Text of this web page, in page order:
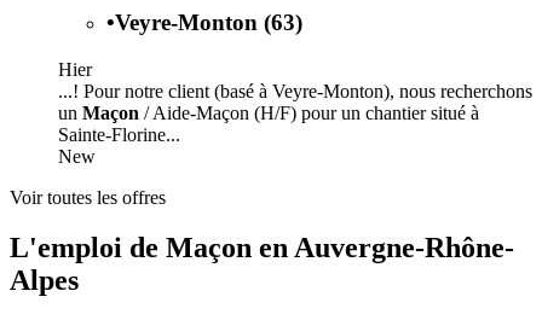
•Veyre-Monton (63)
Hier
...! Pour notre client (basé à Veyre-Monton), nous recherchons
un Maçon / Aide-Maçon (H/F) pour un chantier situé à
Sainte-Florine...
New
Voir toutes les offres
L'emploi de Maçon en Auvergne-Rhône-
Alpes